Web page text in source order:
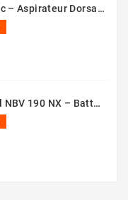
RSB150NX Numatic – Aspirateur Dorsal Pro [80 Min – 5L – 36V]
Aspirateur Sans Fil NBV 190 NX – Batterie 36V Professionnel